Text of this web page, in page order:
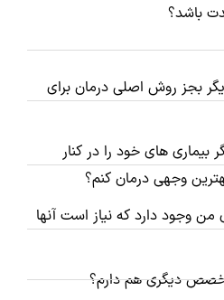
باشد؟
بجز روش اصلی درمان برای
های خود را در کنار
وجهی درمان کنم؟
وجود دارد که نیاز است آنها
دیگری هم دارم؟